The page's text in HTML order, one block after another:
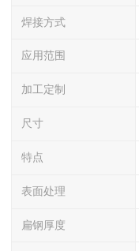
焊接方式
应用范围
加工定制
尺寸
特点
表面处理
扁钢厚度